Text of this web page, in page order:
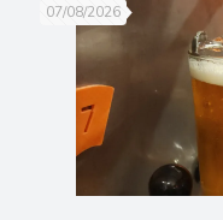
07/08/2026